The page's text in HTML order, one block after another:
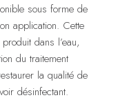
sous forme de
application. Cette
dans l’eau,
du traitement
la qualité de
désinfectant.